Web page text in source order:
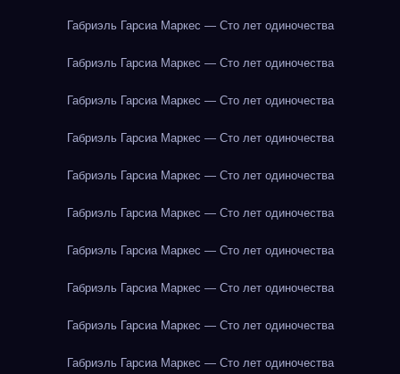
Габриэль Гарсиа Маркес — Сто лет одиночества
Габриэль Гарсиа Маркес — Сто лет одиночества
Габриэль Гарсиа Маркес — Сто лет одиночества
Габриэль Гарсиа Маркес — Сто лет одиночества
Габриэль Гарсиа Маркес — Сто лет одиночества
Габриэль Гарсиа Маркес — Сто лет одиночества
Габриэль Гарсиа Маркес — Сто лет одиночества
Габриэль Гарсиа Маркес — Сто лет одиночества
Габриэль Гарсиа Маркес — Сто лет одиночества
Габриэль Гарсиа Маркес — Сто лет одиночества